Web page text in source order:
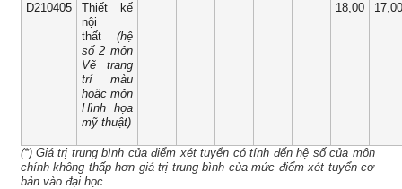
D210405
Thiết kế
nội
thất(hệ
số 2 môn
Vẽ trang
trí màu
hoặc môn
Hình họa
mỹ thuật)
18,00 17,00
(*) Giá trị trung bình của điểm xét tuyển có tính đến hệ số của môn
chính không thấp hơn giá trị trung bình của mức điểm xét tuyển cơ
bản vào đại học.